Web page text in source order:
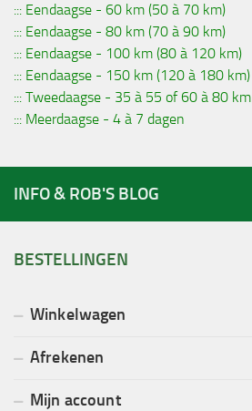
::: Eendaagse - 60 km (50 à 70 km)
::: Eendaagse - 80 km (70 à 90 km)
::: Eendaagse - 100 km (80 à 120 km)
::: Eendaagse - 150 km (120 à 180 km)
::: Tweedaagse - 35 à 55 of 60 à 80 km
::: Meerdaagse - 4 à 7 dagen
INFO & ROB'S BLOG
BESTELLINGEN
Winkelwagen
Afrekenen
Mijn account